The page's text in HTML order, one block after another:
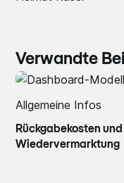
Verwandte
Allgemeine Infos
Rückgabekosten und
Wiedervermarktung